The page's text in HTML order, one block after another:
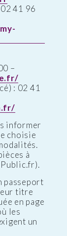
41 96
–
: 02 41
informer
choisie
à
passeport
titre
en page
les
un